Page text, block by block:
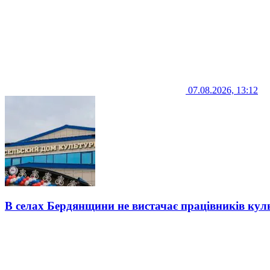
07.08.2026, 13:12
В селах Бердянщини не вистачає працівників